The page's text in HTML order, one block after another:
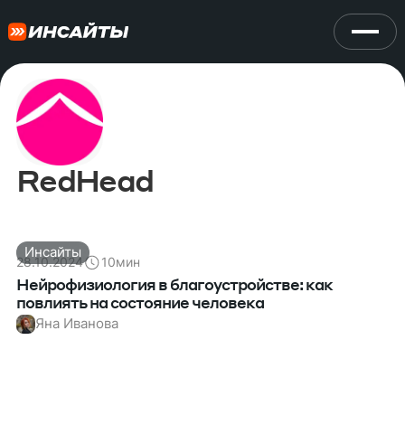
RedHead
28.10.2024 10мин
Нейрофизиология в благоустройстве: как
повлиять на состояние человека
Яна Иванова
Инсайты